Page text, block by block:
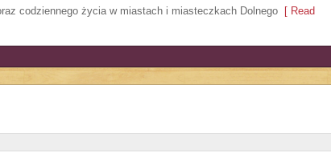
codziennego życia w miastach i miasteczkach Dolnego [ Read